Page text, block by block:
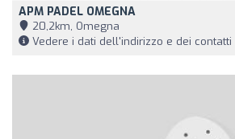
APM PADEL OMEGNA
20,2km, Omegna
Vedere i dati dell'indirizzo e dei contatti